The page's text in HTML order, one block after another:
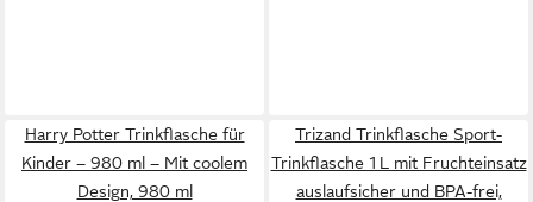
Harry Potter Trinkflasche für
Kinder – 980 ml – Mit coolem
Design, 980 ml
Trizand Trinkflasche Sport-
Trinkflasche 1 L mit Fruchteinsatz
auslaufsicher und BPA-frei,